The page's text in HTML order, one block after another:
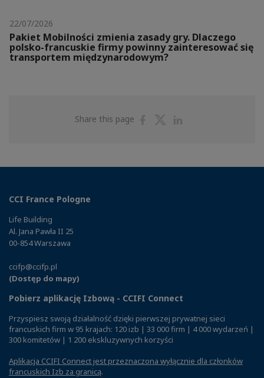
22/07/2026
Pakiet Mobilności zmienia zasady gry. Dlaczego
polsko-francuskie firmy powinny zainteresować się
transportem międzynarodowym?
Share this page
ShareShare
CCI France Pologne
Life Building
Al. Jana Pawła II 25
00-854 Warszawa
ccifp@ccifp.pl
(Dostęp do mapy)
Pobierz aplikację Izbową - CCIFI Connect
Przyspiesz swoją działalność dzięki pierwszej prywatnej sieci
francuskich firm w 95 krajach: 120 izb | 33 000 firm | 4 000 wydarzeń |
300 komitetów | 1 200 ekskluzywnych korzyści
Aplikacja CCIFI Connect jest przeznaczona wyłącznie dla członków
francuskich Izb za granicą.